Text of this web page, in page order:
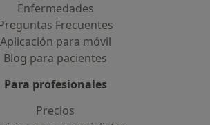
Enfermedades
Frecuentes
Aplicación para móvil
Blog para pacientes
Para profesionales
Precios